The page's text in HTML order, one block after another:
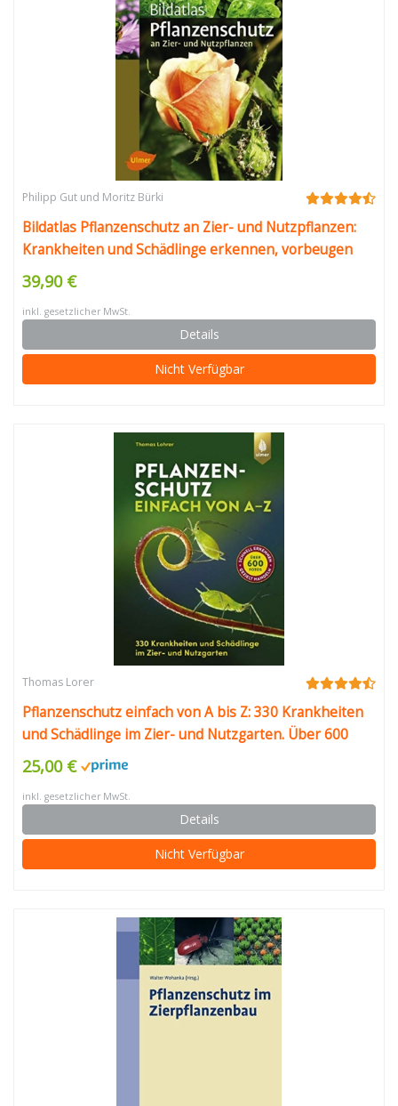
Philipp Gut und Moritz Bürki
Bildatlas Pflanzenschutz an Zier- und Nutzpflanzen:
Krankheiten und Schädlinge erkennen, vorbeugen
und richtig behandeln (Bildatlanten)
39,90 €
inkl. gesetzlicher MwSt.
Details
Nicht Verfügbar
Thomas Lorer
Pflanzenschutz einfach von A bis Z: 330 Krankheiten
und Schädlinge im Zier- und Nutzgarten. Über 600
Fotos: schnell erkennen, gezielt handeln
25,00 €
inkl. gesetzlicher MwSt.
Details
Nicht Verfügbar